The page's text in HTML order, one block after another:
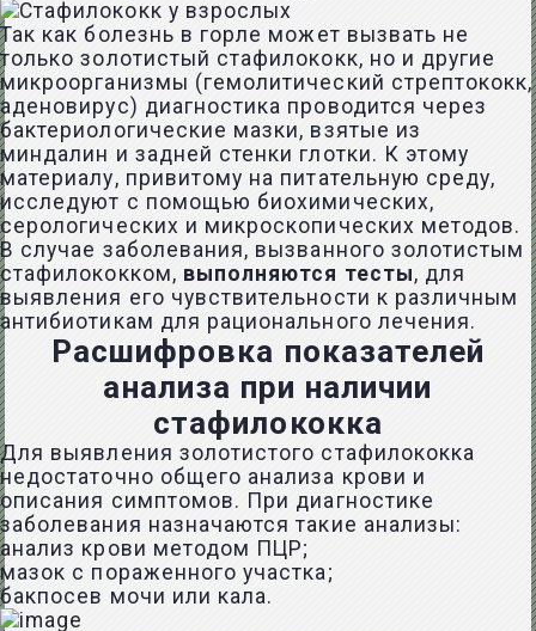
Так как болезнь в горле может вызвать не
только золотистый стафилококк, но и другие
микроорганизмы (гемолитический стрептококк,
аденовирус) диагностика проводится через
бактериологические мазки, взятые из
миндалин и задней стенки глотки. К этому
материалу, привитому на питательную среду,
исследуют с помощью биохимических,
серологических и микроскопических методов.
В случае заболевания, вызванного золотистым
стафилококком, выполняются тесты, для
выявления его чувствительности к различным
антибиотикам для рационального лечения.
Расшифровка показателей
анализа при наличии
стафилококка
Для выявления золотистого стафилококка
недостаточно общего анализа крови и
описания симптомов. При диагностике
заболевания назначаются такие анализы:
анализ крови методом ПЦР;
мазок с пораженного участка;
бакпосев мочи или кала.